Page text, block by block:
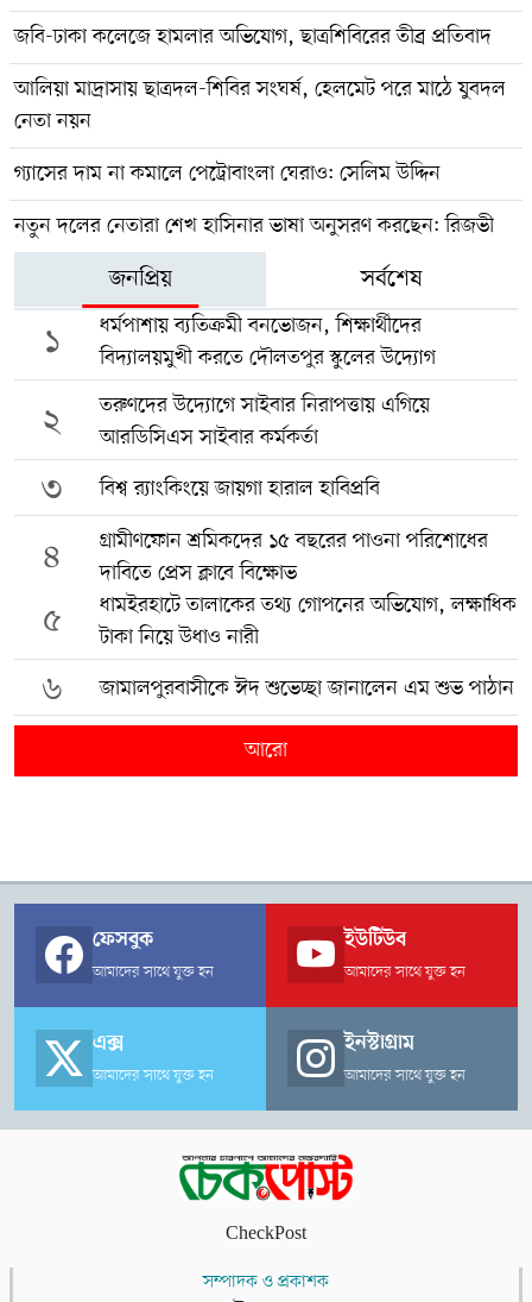
জবি-ঢাকা কলেজে হামলার অভিযোগ, ছাত্রশিবিরের তীব্র প্রতিবাদ
আলিয়া মাদ্রাসায় ছাত্রদল-শিবির সংঘর্ষ, হেলমেট পরে মাঠে যুবদল
নেতা নয়ন
গ্যাসের দাম না কমালে পেট্রোবাংলা ঘেরাও: সেলিম উদ্দিন
নতুন দলের নেতারা শেখ হাসিনার ভাষা অনুসরণ করছেন: রিজভী
জনপ্রিয় সর্বশেষ
১
ধর্মপাশায় ব্যতিক্রমী বনভোজন, শিক্ষার্থীদের
বিদ্যালয়মুখী করতে দৌলতপুর স্কুলের উদ্যোগ
২
তরুণদের উদ্যোগে সাইবার নিরাপত্তায় এগিয়ে
আরডিসিএস সাইবার কর্মকর্তা
৩ বিশ্ব র‍্যাংকিংয়ে জায়গা হারাল হাবিপ্রবি
৪
গ্রামীণফোন শ্রমিকদের ১৫ বছরের পাওনা পরিশোধের
দাবিতে প্রেস ক্লাবে বিক্ষোভ
৫
ধামইরহাটে তালাকের তথ্য গোপনের অভিযোগ, লক্ষাধিক
টাকা নিয়ে উধাও নারী
৬ জামালপুরবাসীকে ঈদ শুভেচ্ছা জানালেন এম শুভ পাঠান
আরো
ফেসবুক
আমাদের সাথে যুক্ত হন
ইউটিউব
আমাদের সাথে যুক্ত হন
এক্স
আমাদের সাথে যুক্ত হন
ইনস্টাগ্রাম
আমাদের সাথে যুক্ত হন
CheckPost
সম্পাদক ও প্রকাশক